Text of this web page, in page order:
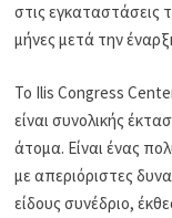
στις εγκαταστάσεις
μήνες μετά την
Το Ilis Congress
είναι συνολικής
άτομα. Είναι ένας
με απεριόριστες
είδους συνέδριο,